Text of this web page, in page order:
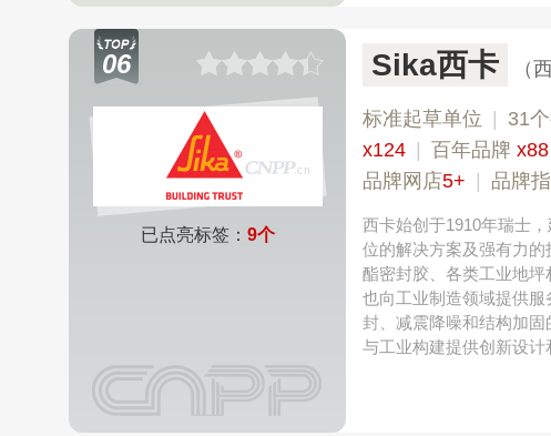
06
已点亮标签： 9个
Sika西卡 （
标准起草单位 31
x124
百年品牌 x88
品牌网店5+ 品牌
西卡始创于1910年瑞士
位的解决方案及强有力
酯密封胶、各类工业地
也向工业制造领域提供
封、减震降噪和结构加
与工业构建提供创新设计